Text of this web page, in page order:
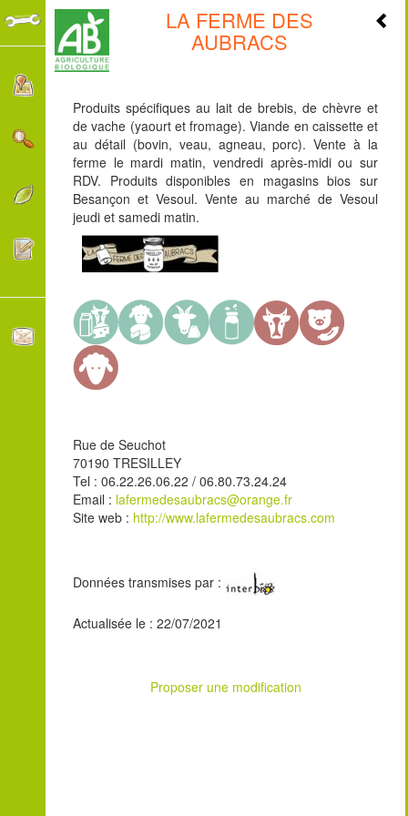
LA FERME DES
AUBRACS
Produits spécifiques au lait de brebis, de chèvre et
de vache (yaourt et fromage). Viande en caissette et
au détail (bovin, veau, agneau, porc). Vente à la
ferme le mardi matin, vendredi après-midi ou sur
RDV. Produits disponibles en magasins bios sur
Besançon et Vesoul. Vente au marché de Vesoul
jeudi et samedi matin.
Rue de Seuchot
70190 TRESILLEY
Tel : 06.22.26.06.22 / 06.80.73.24.24
Email : lafermedesaubracs@orange.fr
Site web : http://www.lafermedesaubracs.com
Données transmises par :
Actualisée le : 22/07/2021
Proposer une modification
+